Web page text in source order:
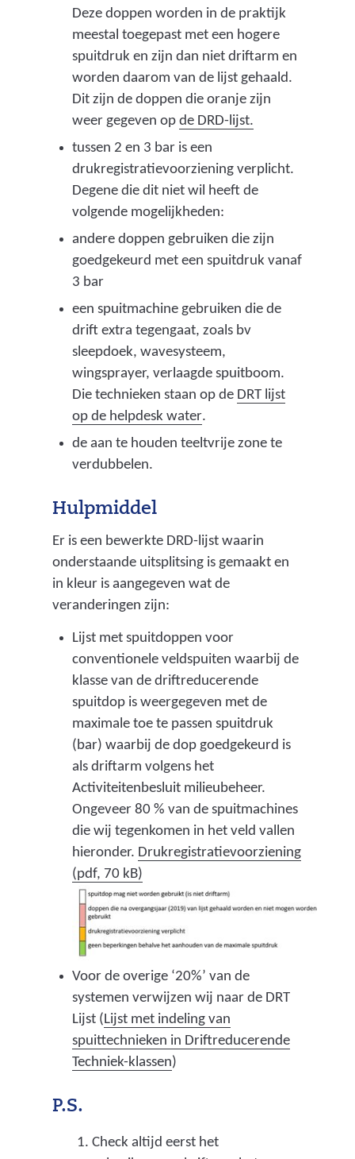
n
i
s
t
e
r
o
p
b
a
a
a
r
v
a
n
v
n
n
i
g
v
e
r
l
e
n
i
n
g
p
a
a
t
v
i
n
d
s
t
n
a
a
r
e
e
n
a
e
w
e
b
s
i
t
e
Deze doppen worden in de praktijk
meestal toegepast met een hogere
spuitdruk en zijn dan niet driftarm en
worden daarom van de lijst gehaald.
Dit zijn de doppen die oranje zijn
weer gegeven op de DRD-lijst.(
e
r
n
r
e
n
r
e
s
i
t
e
)
tussen 2 en 3 bar is een
drukregistratievoorziening verplicht.
Degene die dit niet wil heeft de
volgende mogelijkheden:
andere doppen gebruiken die zijn
goedgekeurd met een spuitdruk vanaf
3 bar
een spuitmachine gebruiken die de
drift extra tegengaat, zoals bv
sleepdoek, wavesysteem,
wingsprayer, verlaagde spuitboom.
Die technieken staan op de DRT lijst
op de helpdesk water(
v
j
s
t
n
w
e
s
i
t
e
)
.
de aan te houden teeltvrije zone te
verdubbelen.
Hulpmiddel
Er is een bewerkte DRD-lijst waarin
onderstaande uitsplitsing is gemaakt en
in kleur is aangegeven wat de
veranderingen zijn:
Lijst met spuitdoppen voor
conventionele veldspuiten waarbij de
klasse van de driftreducerende
spuitdop is weergegeven met de
maximale toe te passen spuitdruk
(bar) waarbij de dop goedgekeurd is
als driftarm volgens het
Activiteitenbesluit milieubeheer.
Ongeveer 80 % van de spuitmachines
die wij tegenkomen in het veld vallen
hieronder. Drukregistratievoorziening
(pdf, 70 kB)
Voor de overige ‘20%’ van de
systemen verwijzen wij naar de DRT
Lijst (Lijst met indeling van
spuittechnieken in Driftreducerende
Techniek-klassen(
w
)
P.S.
Check altijd eerst het